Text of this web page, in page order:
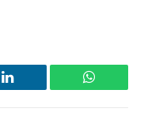
LinkedIn